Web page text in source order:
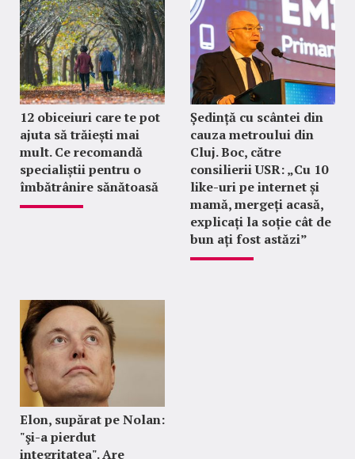
12 obiceiuri care te pot
ajuta să trăiești mai
mult. Ce recomandă
specialiștii pentru o
îmbătrânire sănătoasă
Ședință cu scântei din
cauza metroului din
Cluj. Boc, către
consilierii USR: „Cu 10
like-uri pe internet și
mamă, mergeți acasă,
explicați la soție cât de
bun ați fost astăzi”
Elon, supărat pe Nolan:
"şi-a pierdut
integritatea". Are